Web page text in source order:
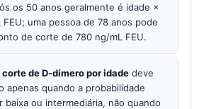
os 50 anos geralmente é idade ×
FEU; uma pessoa de 78 anos pode
de corte de 780 ng/mL FEU.
corte de D-dímero por idade deve
apenas quando a probabilidade
baixa ou intermediária, não quando